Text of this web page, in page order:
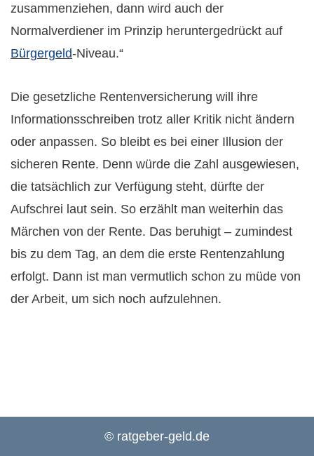
zusammenziehen, dann wird auch der
Normalverdiener im Prinzip heruntergedrückt auf
Bürgergeld-Niveau.“
Die gesetzliche Rentenversicherung will ihre
Informationsschreiben trotz aller Kritik nicht ändern
oder anpassen. So bleibt es bei einer Illusion der
sicheren Rente. Denn würde die Zahl ausgewiesen,
die tatsächlich zur Verfügung steht, dürfte der
Aufschrei laut sein. So erzählt man weiterhin das
Märchen von der Rente. Das beruhigt – zumindest
bis zu dem Tag, an dem die erste Rentenzahlung
erfolgt. Dann ist man vermutlich schon zu müde von
der Arbeit, um sich noch aufzulehnen.
© ratgeber-geld.de